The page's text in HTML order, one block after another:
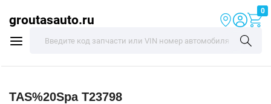
groutasauto.ru
0
TAS%20Spa T23798